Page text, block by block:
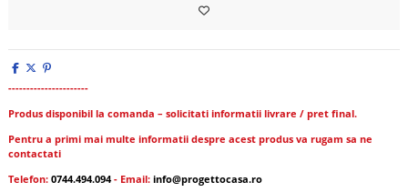
----------------------
Produs disponibil la comanda – solicitati informatii livrare / pret final.
Pentru a primi mai multe informatii despre acest produs va rugam sa ne
contactati
Telefon: 0744.494.094- Email: info@progettocasa.ro